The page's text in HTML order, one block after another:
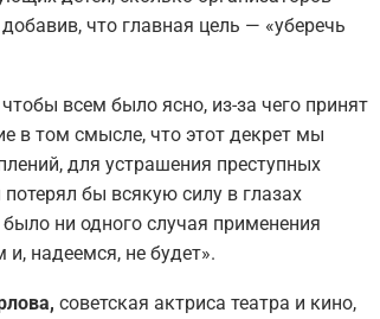
что главная цель — «уберечь
всем было ясно, из-за чего принят
в том смысле, что этот декрет мы
для устрашения преступных
бы всякую силу в глазах
ни одного случая применения
и, надеемся, не будет».
советская актриса театра и кино,